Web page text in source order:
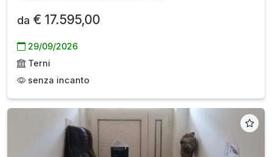
da € 17.595,00
29/09/2026
Terni
senza incanto